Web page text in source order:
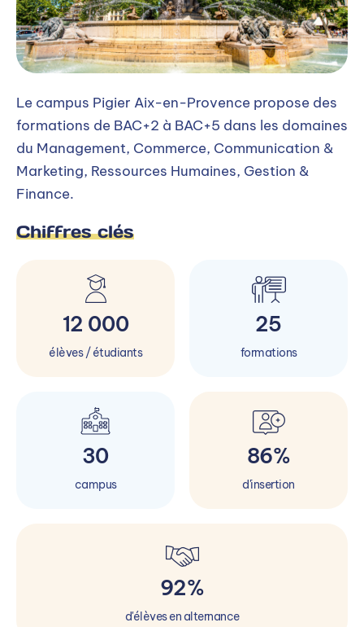
Le campus Pigier Aix-en-Provence propose des
formations de BAC+2 à BAC+5 dans les domaines
du Management, Commerce, Communication &
Marketing, Ressources Humaines, Gestion &
Finance.
Chiffres clés
12 000
élèves / étudiants
25
formations
30
campus
86%
d'insertion
92%
d'élèves en alternance